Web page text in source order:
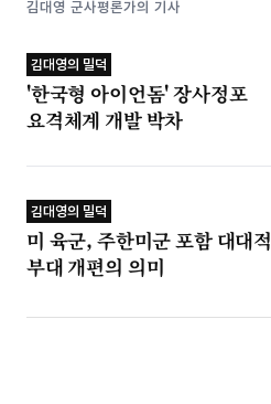
김대영 군사평론가의 기사
김대영의 밀덕
'한국형 아이언돔' 장사정포
요격체계 개발 박차
김대영의 밀덕
미 육군, 주한미군 포함 대대적
부대 개편의 의미